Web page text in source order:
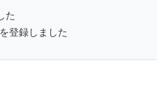
た
登録しました